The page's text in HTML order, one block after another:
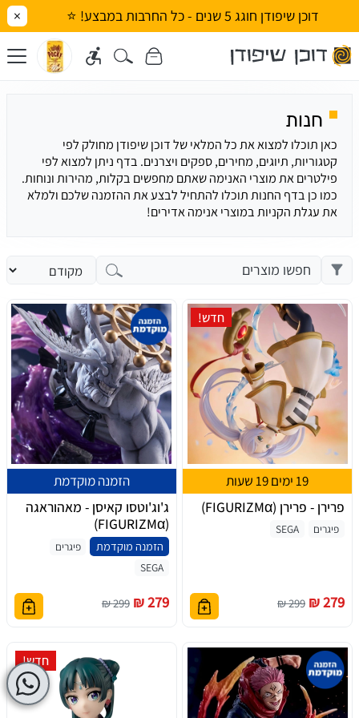
דוכן שיפודן חוגג 5 שנים - כל החרבות במבצע! ⭐ ×
חנות
כאן תוכלו למצוא את כל המלאי של דוכן שיפודן מחולק לפי
קטגוריות, תיוגים, מחירים, ספקים ויצרנים. בדף ניתן למצוא לפי
פילטרים את מוצרי האנימה שאתם מחפשים בקלות, מהירות ונוחות.
כמו כן בדף החנות תוכלו להתחיל לבצע את ההזמנה שלכם ולמלא
את עגלת הקניות במוצרי אנימה אדירים!
חדש!
19 ימים 19 שעות
פרירן - פרירן (FIGURIZMα)
פיגרים SEGA
279 ₪
299 ₪
הזמנה מוקדמת
ג'וג'וטסו קאיסן - מאהוראגה
(FIGURIZMα)
הזמנה מוקדמת
פיגרים
SEGA
279 ₪
299 ₪
חדש!